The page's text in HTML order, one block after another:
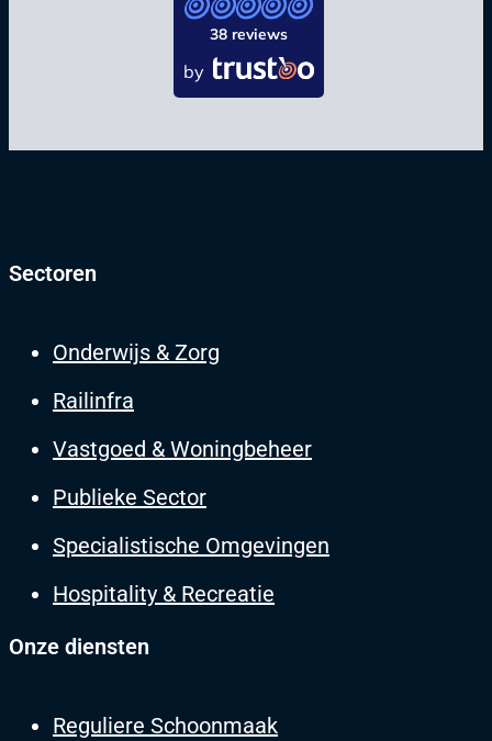
38 reviews
by
Sectoren
Onderwijs & Zorg
Railinfra
Vastgoed & Woningbeheer
Publieke Sector
Specialistische Omgevingen
Hospitality & Recreatie
Onze diensten
Reguliere Schoonmaak